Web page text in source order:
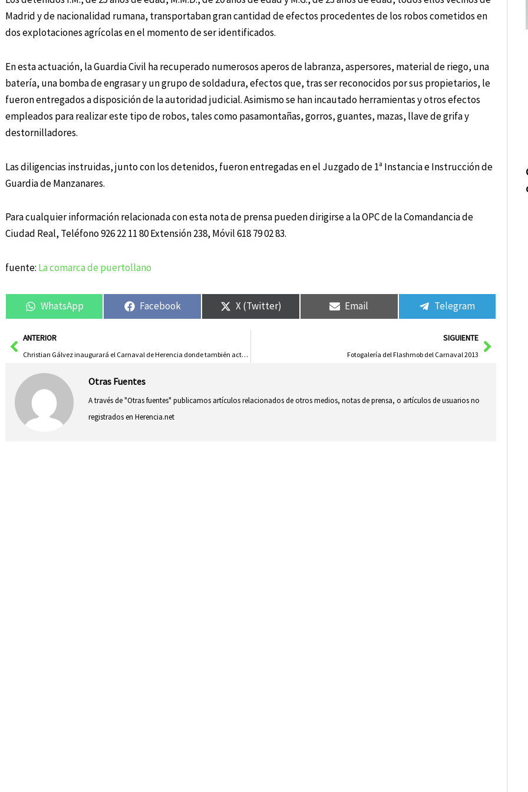
Madrid y de nacionalidad rumana, transportaban gran cantidad de efectos procedentes de los robos cometidos en
dos explotaciones agrícolas en el momento de ser identificados.
En esta actuación, la Guardia Civil ha recuperado numerosos aperos de labranza, aspersores, material de riego, una
batería, una bomba de engrasar y un grupo de soldadura, efectos que, tras ser reconocidos por sus propietarios, le
fueron entregados a disposición de la autoridad judicial. Asimismo se han incautado herramientas y otros efectos
empleados para realizar este tipo de robos, tales como pasamontañas, gorros, guantes, mazas, llave de grifa y
destornilladores.
Las diligencias instruidas, junto con los detenidos, fueron entregadas en el Juzgado de 1ª Instancia e Instrucción de
Guardia de Manzanares.
Para cualquier información relacionada con esta nota de prensa pueden dirigirse a la OPC de la Comandancia de
Ciudad Real, Teléfono 926 22 11 80 Extensión 238, Móvil 618 79 02 83.
fuente: La comarca de puertollano
WhatsApp Facebook X (Twitter) Email Telegram
AntANTERIOR
Christian Gálvez inaugurará el Carnaval de Herencia donde también actuará Juan «D»
SIGUIENTE
Fotogalería del Flashmob del Carnaval 2013
Otras Fuentes
A través de "Otras fuentes" publicamos artículos relacionados de otros medios, notas de prensa, o artículos de usuarios no
registrados en Herencia.net